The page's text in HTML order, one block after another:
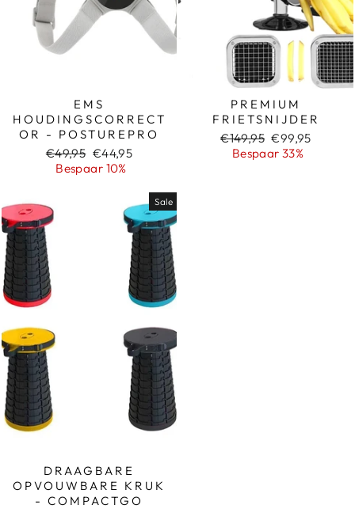
EMS
HOUDINGSCORRECT
OR - POSTUREPRO
Normale
prijs
€49,95 Sale
prijs
€44,95
Bespaar 10%
PREMIUM
FRIETSNIJDER
Normale
prijs
€149,95 Sale
prijs
€99,95
Bespaar 33%
Sale
DRAAGBARE
OPVOUWBARE KRUK
- COMPACTGO